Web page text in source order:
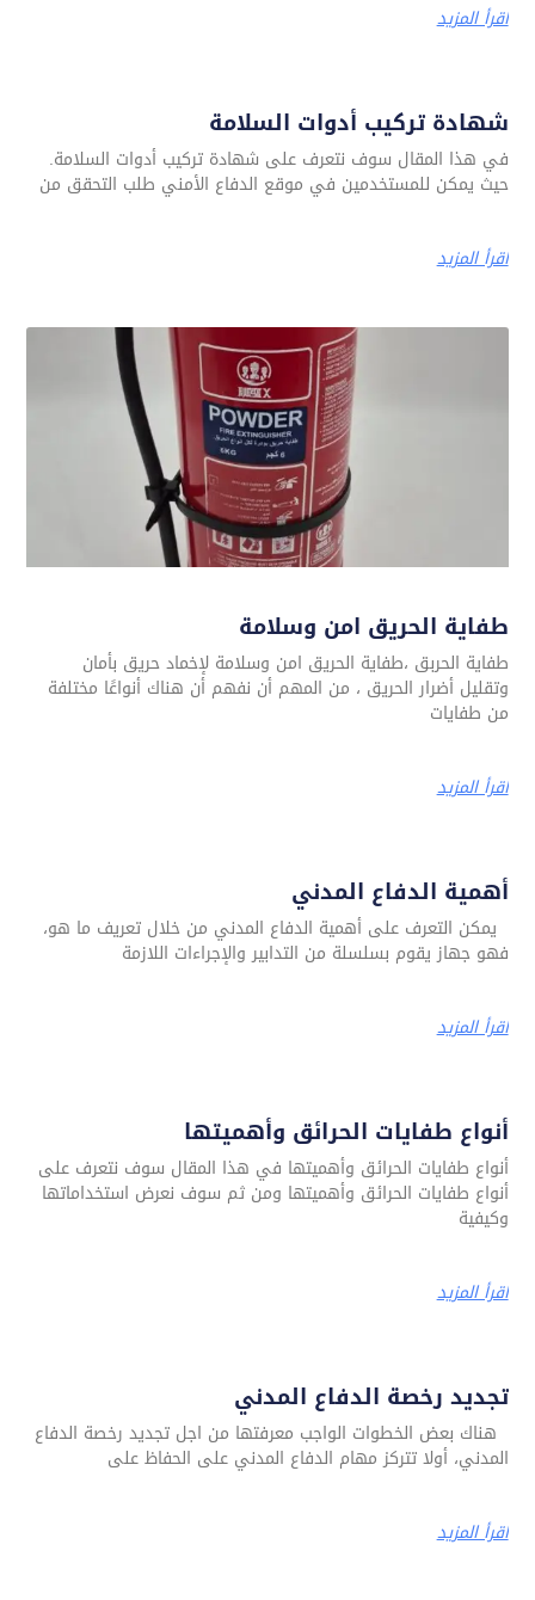
اقرأ المزيد
شهادة تركيب أدوات السلامة
في هذا المقال سوف نتعرف على شهادة تركيب أدوات السلامة.
حيث يمكن للمستخدمين في موقع الدفاع الأمني طلب التحقق من
اقرأ المزيد
طفاية الحريق امن وسلامة
طفاية الحربق ،طفاية الحريق امن وسلامة لإخماد حريق بأمان
وتقليل أضرار الحريق ، من المهم أن نفهم أن هناك أنواعًا مختلفة
من طفايات
اقرأ المزيد
أهمية الدفاع المدني
يمكن التعرف على أهمية الدفاع المدني من خلال تعريف ما هو،
فهو جهاز يقوم بسلسلة من التدابير والإجراءات اللازمة
اقرأ المزيد
أنواع طفايات الحرائق وأهميتها
أنواع طفايات الحرائق وأهميتها في هذا المقال سوف نتعرف على
أنواع طفايات الحرائق وأهميتها ومن ثم سوف نعرض استخداماتها
وكيفية
اقرأ المزيد
تجديد رخصة الدفاع المدني
هناك بعض الخطوات الواجب معرفتها من اجل تجديد رخصة الدفاع
المدني، أولا تتركز مهام الدفاع المدني على الحفاظ على
اقرأ المزيد